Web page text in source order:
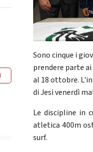
Sono cinque i
prendere parte
al 18 ottobre.
di Jesi venerdì
Le discipline in
atletica 400m
surf.